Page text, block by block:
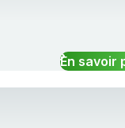
En savoir